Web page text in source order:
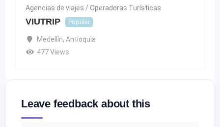
Agencias de viajes / Operadoras Turísticas
VIUTRIP Popular
Medellín, Antioquia
477 Views
Leave feedback about this